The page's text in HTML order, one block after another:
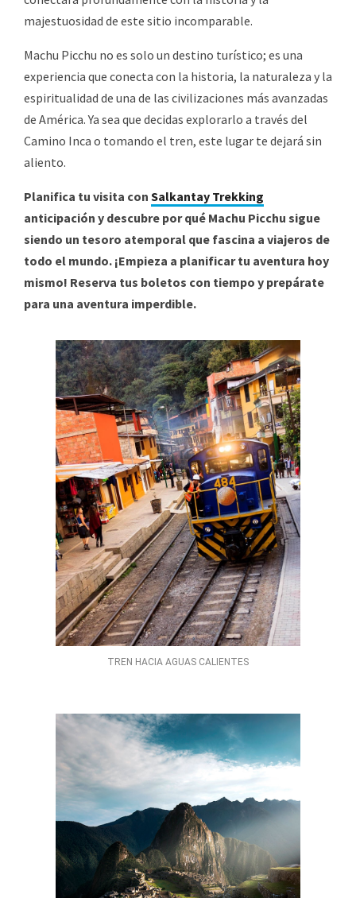
majestuosidad de este sitio incomparable.
Machu Picchu no es solo un destino turístico; es una
experiencia que conecta con la historia, la naturaleza y la
espiritualidad de una de las civilizaciones más avanzadas
de América. Ya sea que decidas explorarlo a través del
Camino Inca o tomando el tren, este lugar te dejará sin
aliento.
Planifica tu visita con Salkantay Trekking
anticipación y descubre por qué Machu Picchu sigue
siendo un tesoro atemporal que fascina a viajeros de
todo el mundo. ¡Empieza a planificar tu aventura hoy
mismo! Reserva tus boletos con tiempo y prepárate
para una aventura imperdible.
TREN HACIA AGUAS CALIENTES